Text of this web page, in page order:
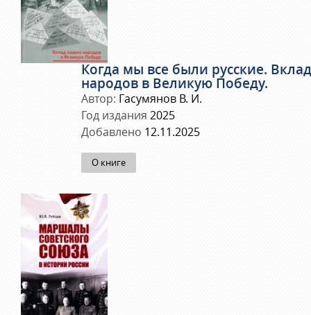
Когда мы все были русские.
народов в Великую Победу.
Автор: Гасумянов В. И.
Год издания 2025
Добавлено 12.11.2025
О книге